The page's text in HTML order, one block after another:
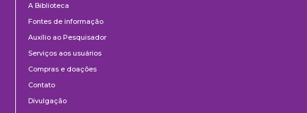
A Biblioteca
Fontes de informação
Auxílio ao Pesquisador
Serviços aos usuários
Compras e doações
Contato
Divulgação